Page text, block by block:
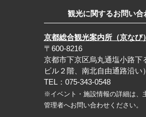
観光に関するお問い合
京都総合観光案内所（京なび）
〒600-8216
京都市下京区烏丸通塩小路下
ビル２階、南北自由通路沿い）
TEL：075-343-0548
※イベント・施設情報の詳細は、
管理者へお問い合わせください。